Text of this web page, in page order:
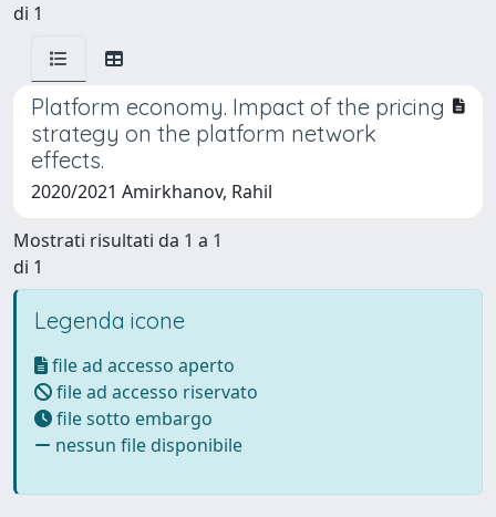
di 1
Platform economy. Impact of the pricing
strategy on the platform network
effects.
2020/2021 Amirkhanov, Rahil
Mostrati risultati da 1 a 1
di 1
Legenda icone
file ad accesso aperto
file ad accesso riservato
file sotto embargo
nessun file disponibile